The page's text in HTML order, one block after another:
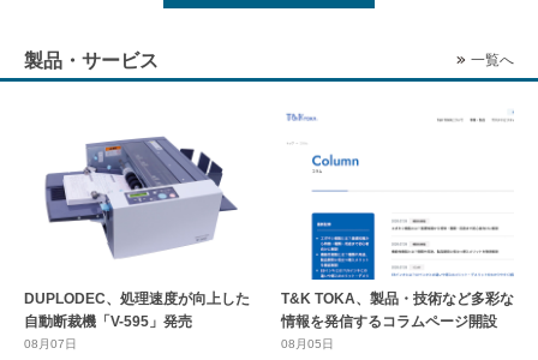
製品・サービス 一覧へ
DUPLODEC、処理速度が向上した
自動断裁機「V-595」発売
08月07日
T&K TOKA、製品・技術など多彩な
情報を発信するコラムページ開設
08月05日